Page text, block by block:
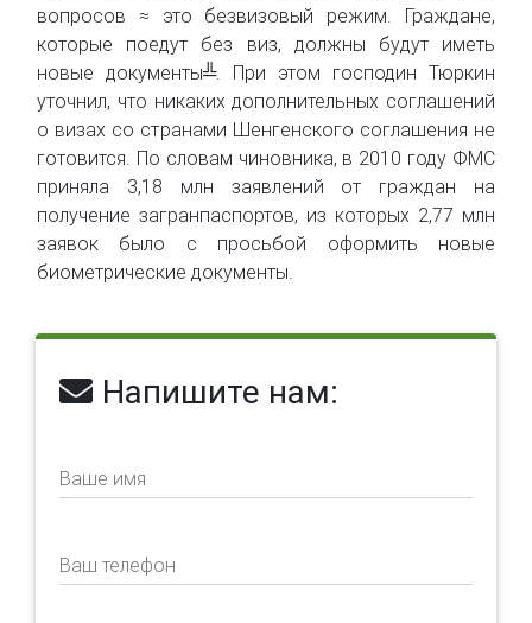
вопросов ≈ это безвизовый режим. Граждане,
которые поедут без виз, должны будут иметь
новые документы╩. При этом господин Тюркин
уточнил, что никаких дополнительных соглашений
о визах со странами Шенгенского соглашения не
готовится. По словам чиновника, в 2010 году ФМС
приняла 3,18 млн заявлений от граждан на
получение загранпаспортов, из которых 2,77 млн
заявок было с просьбой оформить новые
биометрические документы.
Напишите нам:
Ваше имя
Ваш телефон